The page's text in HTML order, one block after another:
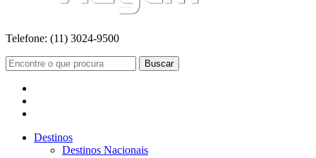
Telefone: (11) 3024-9500
Buscar
Destinos
Destinos Nacionais